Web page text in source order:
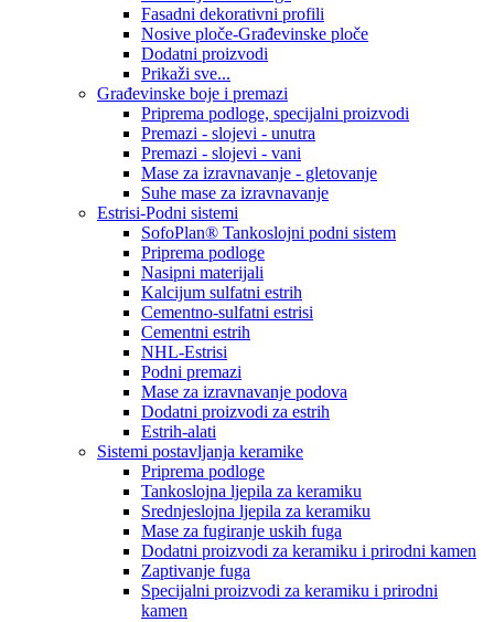
Fasadni dekorativni profili
Nosive ploče-Građevinske ploče
Dodatni proizvodi
Prikaži sve...
Građevinske boje i premazi
Priprema podloge, specijalni proizvodi
Premazi - slojevi - unutra
Premazi - slojevi - vani
Mase za izravnavanje - gletovanje
Suhe mase za izravnavanje
Estrisi-Podni sistemi
SofoPlan® Tankoslojni podni sistem
Priprema podloge
Nasipni materijali
Kalcijum sulfatni estrih
Cementno-sulfatni estrisi
Cementni estrih
NHL-Estrisi
Podni premazi
Mase za izravnavanje podova
Dodatni proizvodi za estrih
Estrih-alati
Sistemi postavljanja keramike
Priprema podloge
Tankoslojna ljepila za keramiku
Srednjeslojna ljepila za keramiku
Mase za fugiranje uskih fuga
Dodatni proizvodi za keramiku i prirodni kamen
Zaptivanje fuga
Specijalni proizvodi za keramiku i prirodni
kamen